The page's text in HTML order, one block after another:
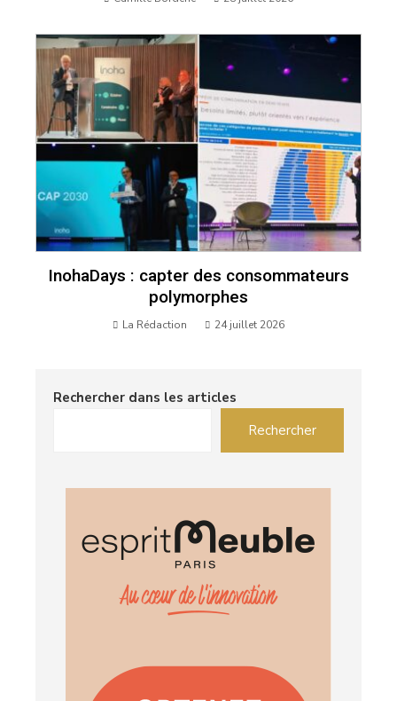
InohaDays : capter des consommateurs
polymorphes
La Rédaction 24 juillet 2026
Rechercher dans les articles
Rechercher